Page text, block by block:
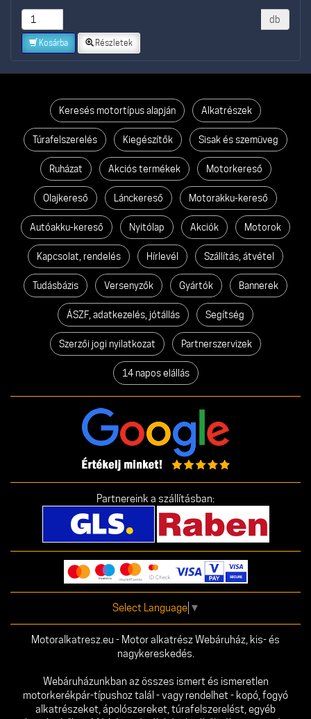
db
Kosárba Részletek
Keresés motortípus alapján Alkatrészek
Túrafelszerelés Kiegészítők Sisak és szemüveg
Ruházat Akciós termékek Motorkereső
Olajkereső Lánckereső Motorakku-kereső
Autóakku-kereső Nyitólap Akciók Motorok
Kapcsolat, rendelés Hírlevél Szállítás, átvétel
Tudásbázis Versenyzők Gyártók Bannerek
ÁSZF, adatkezelés, jótállás Segítség
Szerzői jogi nyilatkozat Partnerszervizek
14 napos elállás
Partnereink a szállításban:
Select Language ▼
Motoralkatresz.eu - Motor alkatrész Webáruház, kis- és
nagykereskedés.
Webáruházunkban az összes ismert és ismeretlen
motorkerékpár-típushoz talál - vagy rendelhet - kopó, fogyó
alkatrészeket, ápolószereket, túrafelszerelést, egyéb